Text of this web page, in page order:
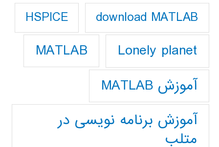
download MATLAB
HSPICE
Lonely planet
MATLAB
آموزش MATLAB
آموزش برنامه نویسی در
متلب